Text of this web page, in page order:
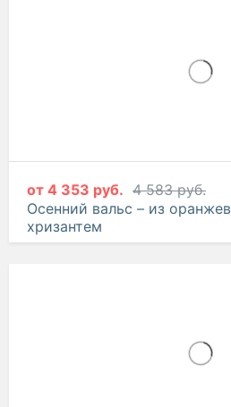
от 4 353 руб. 4 583 руб.
Осенний вальс – из
хризантем